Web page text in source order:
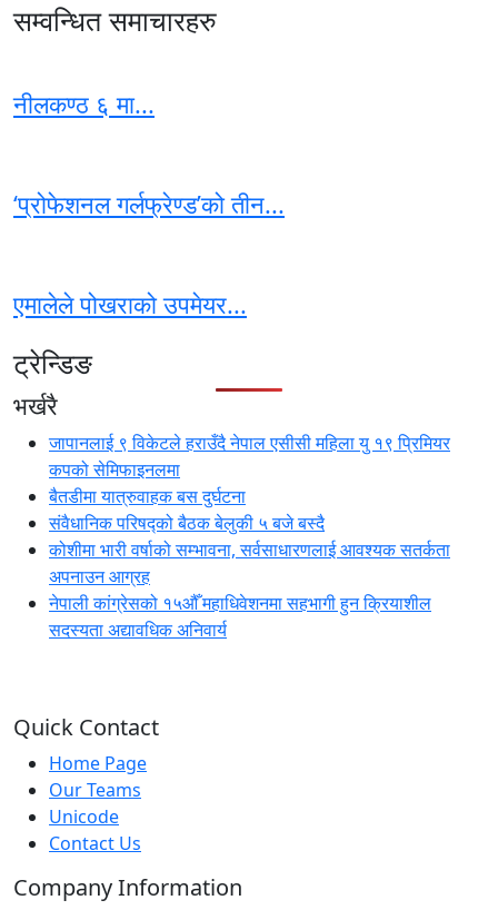
सम्वन्धित समाचारहरु
नीलकण्ठ ६ मा...
‘प्रोफेशनल गर्लफ्रेण्ड’को तीन...
एमालेले पोखराको उपमेयर...
ट्रेन्डिङ
भर्खरै
जापानलाई ९ विकेटले हराउँदै नेपाल एसीसी महिला यु १९ प्रिमियर
कपको सेमिफाइनलमा
बैतडीमा यात्रुवाहक बस दुर्घटना
संवैधानिक परिषद्को बैठक बेलुकी ५ बजे बस्दै
कोशीमा भारी वर्षाको सम्भावना, सर्वसाधारणलाई आवश्यक सतर्कता
अपनाउन आग्रह
नेपाली कांग्रेसको १५औँ महाधिवेशनमा सहभागी हुन क्रियाशील
सदस्यता अद्यावधिक अनिवार्य
Quick Contact
Home Page
Our Teams
Unicode
Contact Us
Company Information